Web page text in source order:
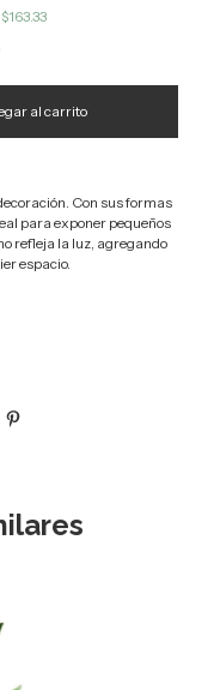
$163.33
Con sus formas
para exponer pequeños
refleja la luz, agregando
espacio.